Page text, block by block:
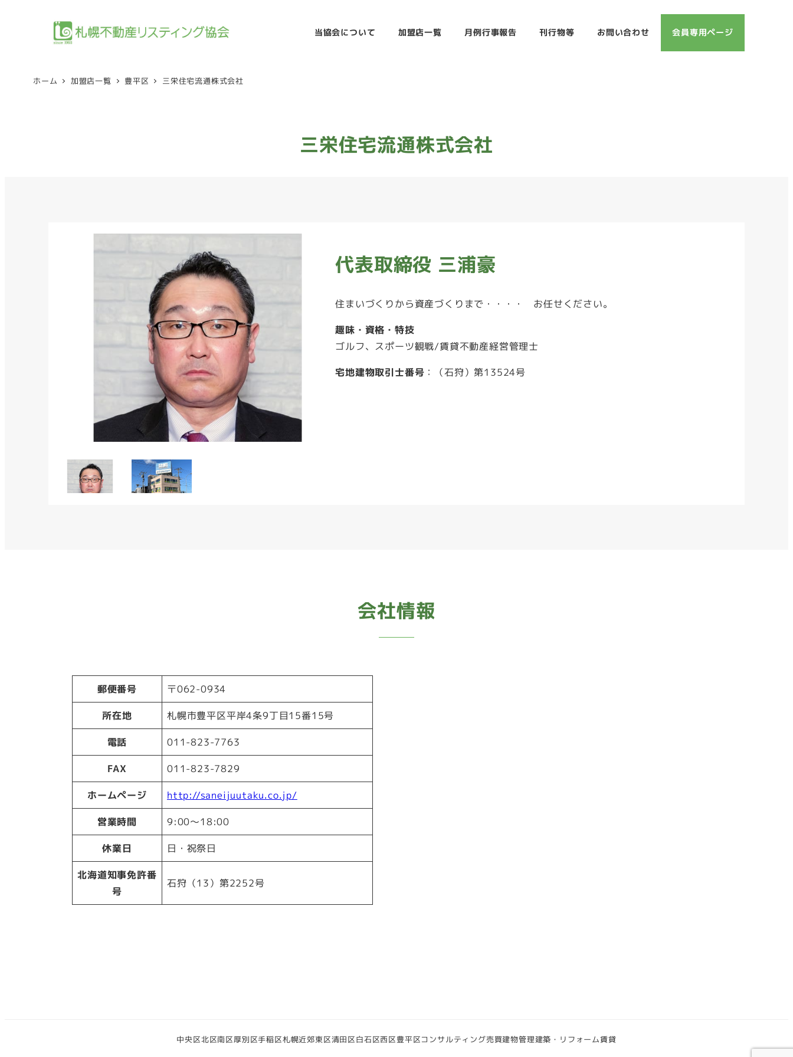
当協会について 加盟店一覧 月例行事報告 刊行物等 お問い合わせ 会員専用ページ
ホーム 加盟店一覧 豊平区 三栄住宅流通株式会社
三栄住宅流通株式会社
代表取締役 三浦豪
住まいづくりから資産づくりまで・・・・ お任せください。
趣味・資格・特技
ゴルフ、スポーツ観戦/賃貸不動産経営管理士
宅地建物取引士番号 ：（石狩）第13524号
会社情報
郵便番号 〒062-0934
所在地 札幌市豊平区平岸4条9丁目15番15号
電話 011-823-7763
FAX 011-823-7829
ホームページ http://saneijuutaku.co.jp/
営業時間 9:00～18:00
休業日 日・祝祭日
北海道知事免許番
号
石狩（13）第2252号
中央区北区南区厚別区手稲区札幌近郊東区清田区白石区西区豊平区コンサルティング売買建物管理建築・リフォーム賃貸